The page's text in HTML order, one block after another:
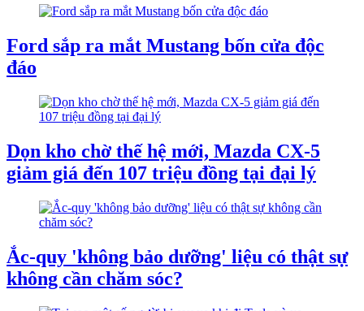
Ford sắp ra mắt Mustang bốn cửa độc
đáo
Dọn kho chờ thế hệ mới, Mazda CX-5
giảm giá đến 107 triệu đồng tại đại lý
Ắc-quy 'không bảo dưỡng' liệu có thật sự
không cần chăm sóc?